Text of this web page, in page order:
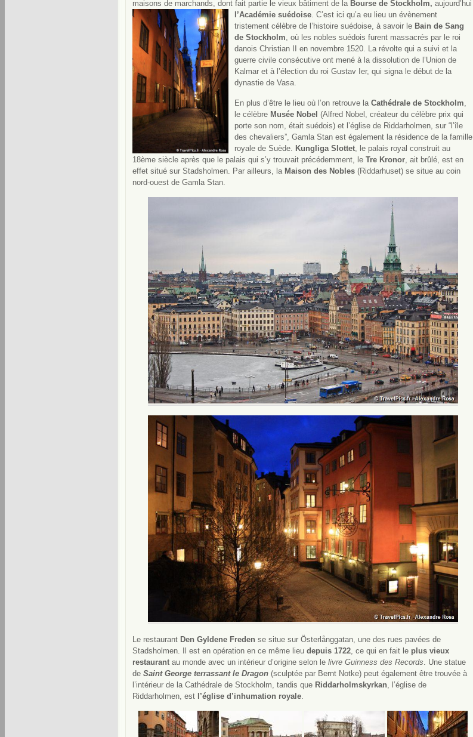
maisons de marchands, dont fait partie le vieux bâtiment de la Bourse de Stockholm, aujourd’hui
l’Académie suédoise. C’est ici qu’a eu lieu un évènement
tristement célèbre de l’histoire suédoise, à savoir le Bain de Sang
de Stockholm, où les nobles suédois furent massacrés par le roi
danois Christian II en novembre 1520. La révolte qui a suivi et la
guerre civile consécutive ont mené à la dissolution de l’Union de
Kalmar et à l’élection du roi Gustav Ier, qui signa le début de la
dynastie de Vasa.
En plus d’être le lieu où l’on retrouve la Cathédrale de Stockholm,
le célèbre Musée Nobel (Alfred Nobel, créateur du célèbre prix qui
porte son nom, était suédois) et l’église de Riddarholmen, sur “l’île
des chevaliers”, Gamla Stan est également la résidence de la famille
royale de Suède. Kungliga Slottet, le palais royal construit au
18ème siècle après que le palais qui s’y trouvait précédemment, le Tre Kronor, ait brûlé, est en
effet situé sur Stadsholmen. Par ailleurs, la Maison des Nobles (Riddarhuset) se situe au coin
nord-ouest de Gamla Stan.
Le restaurant Den Gyldene Freden se situe sur Österlånggatan, une des rues pavées de
Stadsholmen. Il est en opération en ce même lieu depuis 1722, ce qui en fait le plus vieux
restaurant au monde avec un intérieur d’origine selon le livre Guinness des Records. Une statue
de Saint George terrassant le Dragon (sculptée par Bernt Notke) peut également être trouvée à
l’intérieur de la Cathédrale de Stockholm, tandis que Riddarholmskyrkan, l’église de
Riddarholmen, est l’église d’inhumation royale.